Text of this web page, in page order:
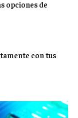
opciones de
con tus